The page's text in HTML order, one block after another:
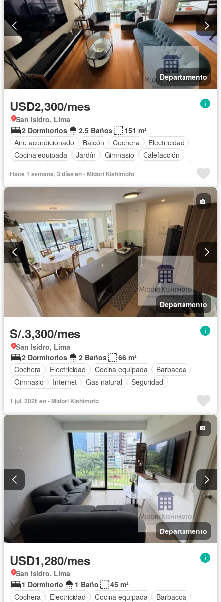
Departamento
USD2,300/mes
San Isidro, Lima
2 Dormitorios
2.5 Baños
151 m²
Aire acondicionado
Balcón Cochera
Electricidad
Cocina equipada
Jardín Gimnasio
Calefacción
Piscina
Hace 1 semana, 3 días en - Midori Kishimoto
Departamento
S/.3,300/mes
San Isidro, Lima
2 Dormitorios
2 Baños
66 m²
Cochera
Electricidad Cocina equipada
Barbacoa
Gimnasio
Internet Gas natural
Seguridad
1 jul. 2026 en - Midori Kishimoto
Departamento
USD1,280/mes
San Isidro, Lima
1 Dormitorio
1 Baño
45 m²
Cochera
Electricidad Cocina equipada
Barbacoa